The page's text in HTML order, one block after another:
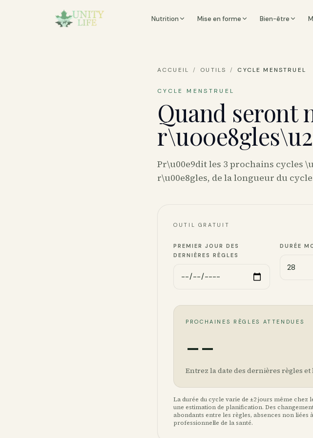
Nutrition Mise en forme Bien-être
ACCUEIL / OUTILS / CYCLE MENSTRUEL
CYCLE MENSTRUEL
Quand seront
Pr\u00e9dit les 3 prochains cycles
r\u00e8gles, de la longueur du
OUTIL GRATUIT
PREMIER JOUR DES
DERNIÈRES RÈGLES
DURÉE
PROCHAINES RÈGLES ATTENDUES
--
Entrez la date des dernières règles
La durée du cycle varie de ±2 jours même
une estimation de planification. Des
abondants entre les règles, absences non liées
professionnel·le de la santé.